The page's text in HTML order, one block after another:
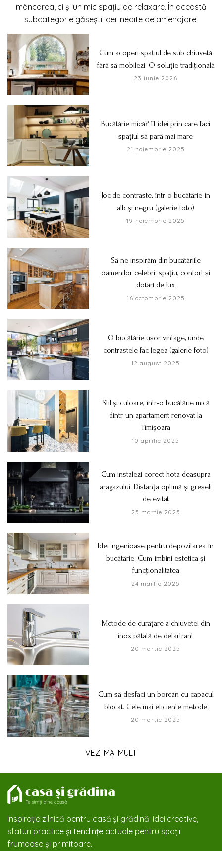
mâncarea, ci și un mic spațiu de relaxare. În această
subcategorie găsești idei inedite de amenajare.
Cum acoperi spațiul de sub chiuvetă
fără să mobilezi. O soluție tradițională
23 iunie 2026
Bucătărie mică? 11 idei prin care faci
spațiul să pară mai mare
21 noiembrie 2025
Joc de contraste, într-o bucătărie în
alb și negru (galerie foto)
19 noiembrie 2025
Să ne inspirăm din bucătăriile
oamenilor celebri: spațiu, confort și
dotări de lux
16 octombrie 2025
O bucătărie ușor vintage, unde
contrastele fac legea (galerie foto)
12 august 2025
Stil și culoare, într-o bucătărie mică
dintr-un apartament renovat la
Timișoara
10 aprilie 2025
Cum instalezi corect hota deasupra
aragazului. Distanța optimă și greșeli
de evitat
25 martie 2025
Idei ingenioase pentru depozitarea în
bucătărie. Cum îmbini estetica și
funcționalitatea
24 martie 2025
Metode de curățare a chiuvetei din
inox pătată de detartrant
20 martie 2025
Cum să desfaci un borcan cu capacul
blocat. Cele mai eficiente metode
20 martie 2025
VEZI MAI MULT
Inspirație zilnică pentru casă și grădină: idei creative,
sfaturi practice și tendințe actuale pentru spații
frumoase și primitoare.